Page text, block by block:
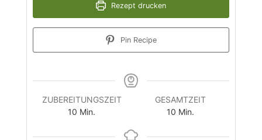
Rezept drucken
Pin Recipe
ZUBEREITUNGSZEIT
10 Minuten
Min.
GESAMTZEIT
10Minuten
Min.